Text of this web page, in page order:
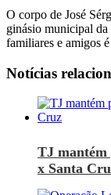
O corpo de José
ginásio municipal
familiares e amigos
Notícias
TJ mantém
x Santa